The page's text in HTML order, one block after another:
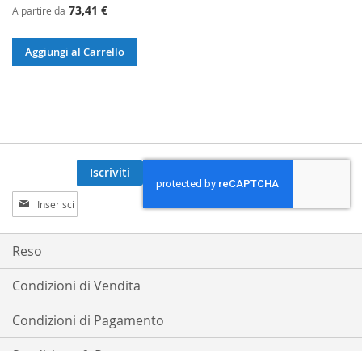
A partire da 73,41 €
Aggiungi al Carrello
Iscriviti
alla
nostra
Newsletter:
Iscriviti
Reso
Condizioni di Vendita
Condizioni di Pagamento